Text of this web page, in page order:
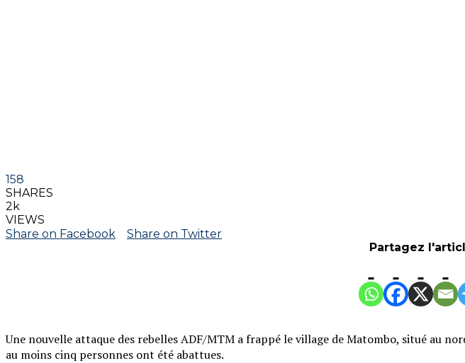
158
SHARES
2k
VIEWS
Share on Facebook
Share on Twitter
Partagez
Une nouvelle attaque des rebelles ADF/MTM a frappé le village de Matombo, situé au
au moins cinq personnes ont été abattues.